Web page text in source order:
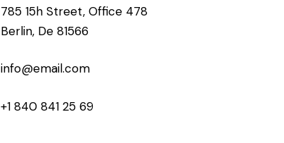
785 15h Street, Office 478
Berlin, De 81566
info@email.com
+1 840 841 25 69